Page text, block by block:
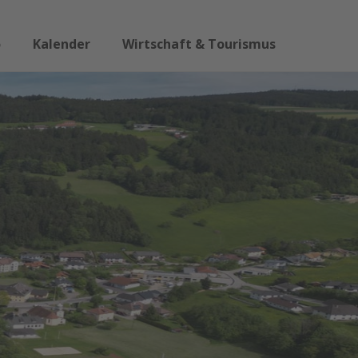
Kalender Wirtschaft & Tourismus